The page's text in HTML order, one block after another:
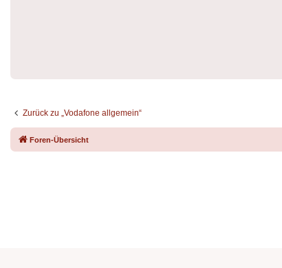
Zurück zu „Vodafone allgemein“
Foren-Übersicht